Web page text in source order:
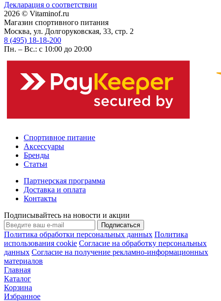
Декларация о соответствии
2026 © Vitaminof.ru
Магазин спортивного питания
Москва, ул. Долгоруковская, 33, стр. 2
8 (495) 18-18-200
Пн. – Вс.: с 10:00 до 20:00
Спортивное питание
Аксессуары
Бренды
Статьи
Партнерская программа
Доставка и оплата
Контакты
Подписывайтесь на новости и акции
Подписаться
Политика обработки персональных данных Политика
использования cookie Согласие на обработку персональных
данных Согласие на получение рекламно-информационных
материалов
Главная
Каталог
Корзина
Избранное